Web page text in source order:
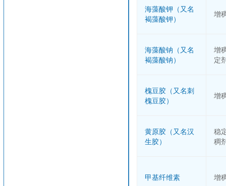
海藻酸钾（又名
褐藻酸钾）
增
海藻酸钠（又名
褐藻酸钠）
增
定
槐豆胶（又名刺
槐豆胶）
增
黄原胶（又名汉
生胶）
稳
稠
甲基纤维素 增